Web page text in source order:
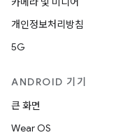
개인정보처리방침
5G
ANDROID 기기
큰 화면
Wear OS